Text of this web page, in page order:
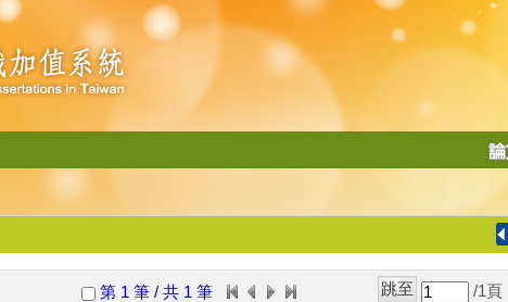
導
第 1 筆 / 共 1 筆 /1 頁